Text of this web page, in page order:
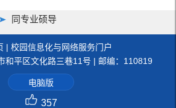
同专业硕导
| 校园信息化与网络服务门户
和平区文化路三巷11号 | 邮编：110819
电脑版
357